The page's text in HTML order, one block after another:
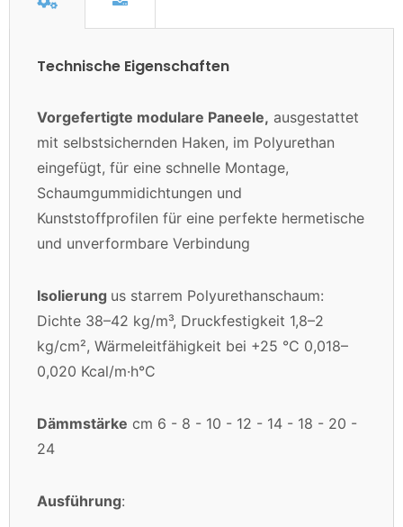
Technische Eigenschaften
Vorgefertigte modulare Paneele, ausgestattet
mit selbstsichernden Haken, im Polyurethan
eingefügt, für eine schnelle Montage,
Schaumgummidichtungen und
Kunststoffprofilen für eine perfekte hermetische
und unverformbare Verbindung
Isolierung us starrem Polyurethanschaum:
Dichte 38–42 kg/m³, Druckfestigkeit 1,8–2
kg/cm², Wärmeleitfähigkeit bei +25 °C 0,018–
0,020 Kcal/m·h°C
Dämmstärke cm 6 - 8 - 10 - 12 - 14 - 18 - 20 -
24
Ausführung: